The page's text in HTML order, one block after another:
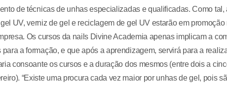
de técnicas de unhas especializadas e qualificadas. Como
UV, verniz de gel e reciclagem de gel UV estarão em
Os cursos da nails Divine Academia apenas implicam a
a formação, e que após a aprendizagem, servirá para a
consoante os cursos e a duração dos mesmos (entre dois a
“Existe uma procura cada vez maior por unhas de gel, pois